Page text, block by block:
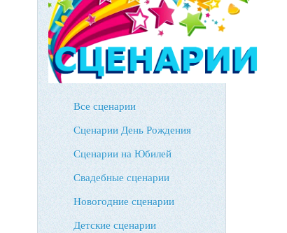
Все сценарии
Сценарии День Рождения
Сценарии на Юбилей
Свадебные сценарии
Новогодние сценарии
Детские сценарии